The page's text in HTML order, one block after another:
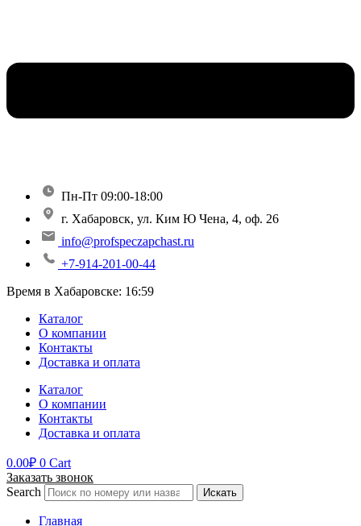
Пн-Пт 09:00-18:00
г. Хабаровск, ул. Ким Ю Чена, 4, оф. 26
info@profspeczapchast.ru
+7-914-201-00-44
Время в Хабаровске: 16:59
Каталог
О компании
Контакты
Доставка и оплата
Каталог
О компании
Контакты
Доставка и оплата
0.00₽ 0 Cart
Заказать звонок
Search
Искать
Главная